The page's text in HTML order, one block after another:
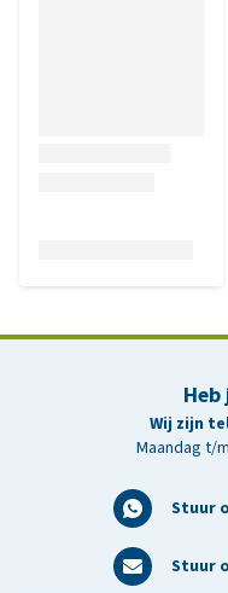
Wij zijn
Maandag t/
Stuur
Stuur